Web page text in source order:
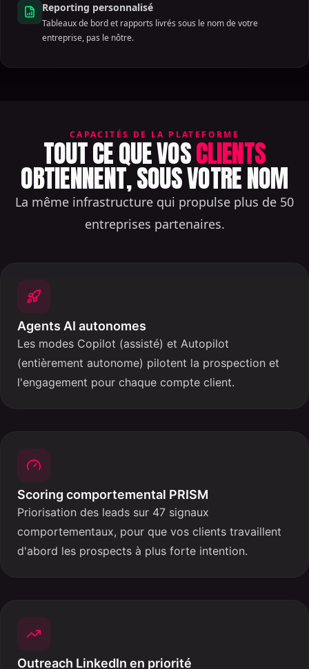
Reporting personnalisé
Tableaux de bord et rapports livrés sous le nom de votre
entreprise, pas le nôtre.
CAPACITÉS DE LA PLATEFORME
TOUT CE QUE VOSCLIENTS
OBTIENNENT, SOUS VOTRE NOM
La même infrastructure qui propulse plus de 50
entreprises partenaires.
Agents AI autonomes
Les modes Copilot (assisté) et Autopilot
(entièrement autonome) pilotent la prospection et
l'engagement pour chaque compte client.
Scoring comportemental PRISM
Priorisation des leads sur 47 signaux
comportementaux, pour que vos clients travaillent
d'abord les prospects à plus forte intention.
Outreach LinkedIn en priorité